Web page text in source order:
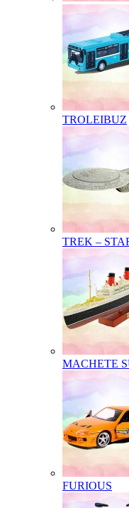
TROLEIBUZ
TREK –
MACHETE
FURIOUS